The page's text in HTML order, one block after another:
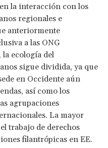
la interacción con los
regionales e
anteriormente
a las ONG
ecología del
sigue dividida, ya que
en Occidente aún
así como los
agrupaciones
La mayor
trabajo de derechos
filantrópicas en EE.